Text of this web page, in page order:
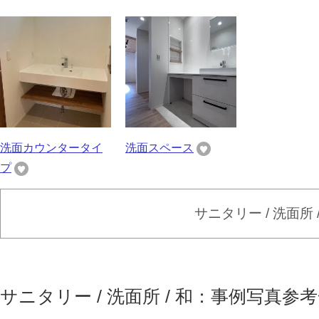
洗面カウンタータイ
プ
洗面スペース
サニタリー / 洗面所
サニタリー / 洗面所 / 和：事例写真参